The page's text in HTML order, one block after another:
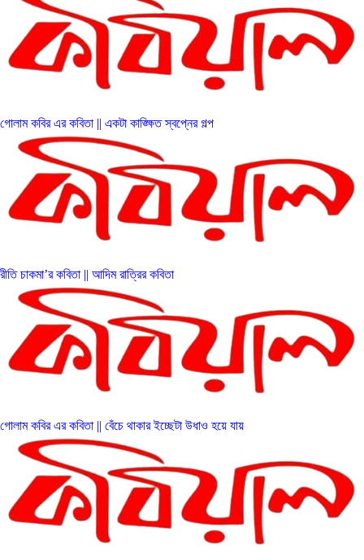
গোলাম কবির এর কবিতা || একটা কাঙ্ক্ষিত স্বপ্নের গল্প
রীতি চাকমা’র কবিতা || আদিম রাত্রির কবিতা
গোলাম কবির এর কবিতা || বেঁচে থাকার ইচ্ছেটা উধাও হয়ে যায়